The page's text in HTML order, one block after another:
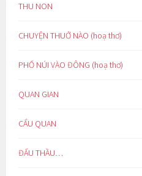
THU NON
CHUYỆN THUỞ NÀO (hoạ thơ)
PHỐ NÚI VÀO ĐÔNG (hoạ thơ)
QUAN GIAN
CẨU QUAN
ĐẤU THẦU…